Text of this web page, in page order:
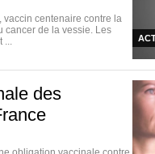
vaccin centenaire contre la
cancer de la vessie. Les
...
des